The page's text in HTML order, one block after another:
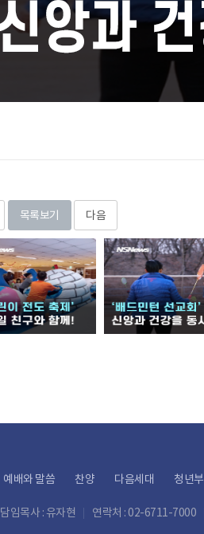
목록보기 다음
예배와 말씀 찬양 다음세대 청년부
담임목사 : 유자현 연락처 : 02-6711-7000